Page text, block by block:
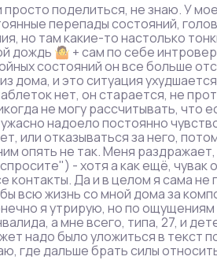
поделиться, не знаю. У
перепады состояний,
но там какие-то настолько
дождь 🤷 + сам по себе
состояний он все больше
дома, и это ситуация
нет, он старается, не
не могу рассчитывать, что
надоело постоянно
или отказываться за него,
опять не так. Меня
- хотя а как ещё, чувак
контакты. Да и в целом я сама не
всю жизнь со мной дома за
я утрирую, но по ощущениям
а мне всего, типа, 27, и
надо было уложиться в текст
где дальше брать силы